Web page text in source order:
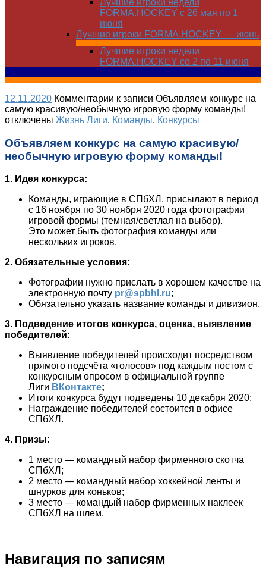
Лучшие игроки недели
FORMA.HOCKEY с 26 мая по 1
июня
Лучшие игроки FORMA.HOCKEY — июнь
Лучшие игроки недели
FORMA.HOCKEY со 2 по 11 июня
12.11.2020 Комментарии к записи Объявляем конкурс на
самую красивую/необычную игровую форму команды!
отключены Жизнь Лиги, Команды, Конкурсы
Объявляем конкурс на самую красивую/
необычную игровую форму команды!
1. Идея конкурса:
Команды, играющие в СПбХЛ, присылают в период
с 16 ноября по 30 ноября 2020 года фотографии
игровой формы (темная/светлая на выбор).
Это может быть фотография команды или
нескольких игроков.
2. Обязательные условия:
Фотографии нужно прислать в хорошем качестве на
электронную почту pr@spbhl.ru;
Обязательно указать название команды и дивизион.
3. Подведение итогов конкурса, оценка, выявление
победителей:
Выявление победителей происходит посредством
прямого подсчёта «голосов» под каждым постом с
конкурсным опросом в официальной группе
Лиги ВКонтакте;
Итоги конкурса будут подведены 10 декабря 2020;
Награждение победителей состоится в офисе
СПбХЛ.
4. Призы:
1 место — командный набор фирменного скотча
СПбХЛ;
2 место — командный набор хоккейной ленты и
шнурков для коньков;
3 место — командый набор фирменных наклеек
СПбХЛ на шлем.
Навигация по записям